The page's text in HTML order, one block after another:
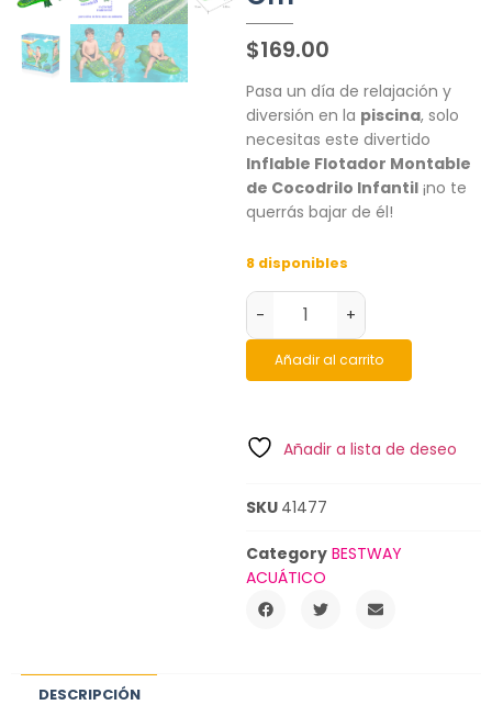
$169.00
Pasa un día de relajación y
diversión en la piscina, solo
necesitas este divertido
Inflable Flotador Montable
de Cocodrilo Infantil ¡no te
querrás bajar de él!
8 disponibles
- +
Añadir al carrito
Añadir a lista de deseo
SKU 41477
Category BESTWAY
ACUÁTICO
DESCRIPCIÓN